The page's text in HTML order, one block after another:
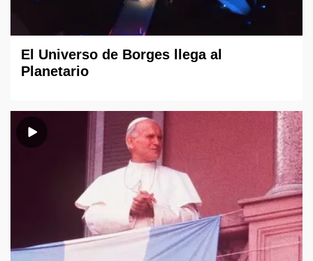
El Universo de Borges llega al
Planetario